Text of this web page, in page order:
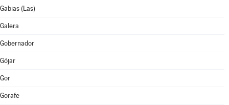
Gabias (Las)
Galera
Gobernador
Gójar
Gor
Gorafe